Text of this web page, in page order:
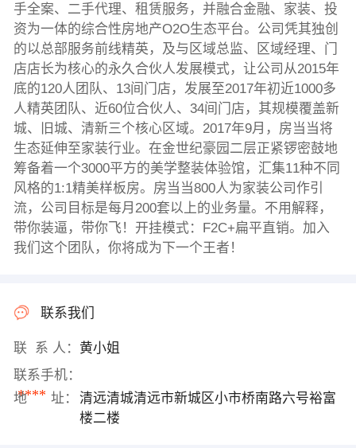
手全案、二手代理、租赁服务，并融合金融、家装、投
资为一体的综合性房地产O2O生态平台。公司凭其独创
的以总部服务前线精英，及与区域总监、区域经理、门
店店长为核心的永久合伙人发展模式，让公司从2015年
底的120人团队、13间门店，发展至2017年初近1000多
人精英团队、近60位合伙人、34间门店，其规模覆盖新
城、旧城、清新三个核心区域。2017年9月，房当当将
生态延伸至家装行业。在金世纪豪园二层正紧锣密鼓地
筹备着一个3000平方的美学整装体验馆，汇集11种不同
风格的1:1精美样板房。房当当800人为家装公司作引
流，公司目标是每月200套以上的业务量。不用解释，
带你装逼，带你飞！开挂模式：F2C+扁平直销。加入
我们这个团队，你将成为下一个王者！
联系我们
联 系 人： 黄小姐
联系手机：
****
地 址：
清远清城清远市新城区小市桥南路六号裕富
楼二楼